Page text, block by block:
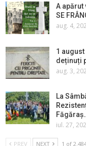
A apărut
SE
aug. 4,
1
deținuți
aug. 3,
La
iul. 27,
PREV NEXT 1 of